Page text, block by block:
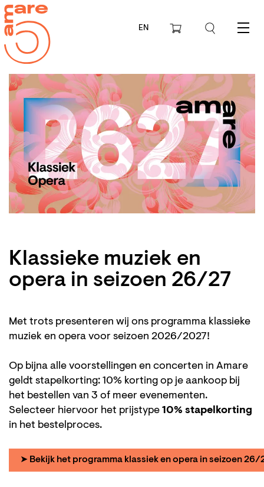
EN Menu
Klassieke muziek en
opera in seizoen 26/27
Met trots presenteren wij ons programma klassieke
muziek en opera voor seizoen 2026/2027!
Op bijna alle voorstellingen en concerten in Amare
geldt stapelkorting: 10% korting op je aankoop bij
het bestellen van 3 of meer evenementen.
Selecteer hiervoor het prijstype 10% stapelkorting
in het bestelproces.
➤ Bekijk het programma klassiek en opera in seizoen 26/